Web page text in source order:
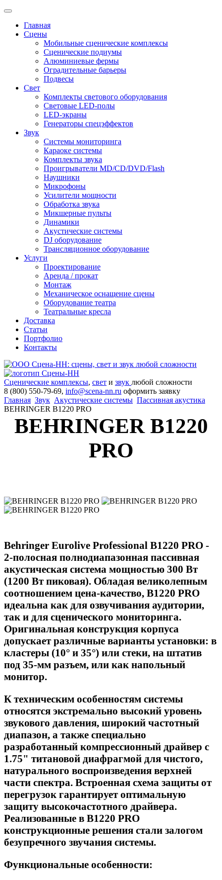
Главная
Сцены
Мобильные сценические комплексы
Сценические подиумы
Алюминиевые фермы
Оградительные барьеры
Подвесы
Свет
Комплекты светового оборудования
Световые LED-полы
LED-экраны
Генераторы спецэффектов
Звук
Системы мониторинга
Караоке системы
Комплекты звука
Проигрыватели MD/CD/DVD/Flash
Наушники
Микрофоны
Усилители мощности
Обработка звука
Микшерные пульты
Динамики
Акустические системы
DJ оборудование
Трансляционное оборудование
Услуги
Проектирование
Аренда / прокат
Монтаж
Механическое оснащение сцены
Оборудование театра
Театральные кресла
Доставка
Статьи
Портфолио
Контакты
Сценические комплексы, свет и звук любой сложности
8 (800) 550-79-69, info@scena-nn.ru оформить заявку
Главная Звук Акустические системы Пассивная акустика
BEHRINGER B1220 PRO
BEHRINGER B1220
PRO
Behringer Eurolive Professional B1220 PRO -
2-полосная полнодиапазонная пассивная
акустическая система мощностью 300 Вт
(1200 Вт пиковая). Обладая великолепным
соотношением цена-качество, B1220 PRO
идеальна как для озвучивания аудитории,
так и для сценического мониторинга.
Оригинальная конструкция корпуса
допускает различные варианты установки: в
кластеры (10° и 35°) или стеки, на штатив
под 35-мм разъем, или как напольный
монитор.
К техническим особенностям системы
относятся экстремально высокий уровень
звукового давления, широкий частотный
диапазон, а также специально
разработанный компрессионный драйвер с
1.75" титановой диафрагмой для чистого,
натурального воспроизведения верхней
части спектра. Встроенная схема защиты от
перегрузок гарантирует оптимальную
защиту высокочастотного драйвера.
Реализованные в B1220 PRO
конструкционные решения стали залогом
безупречного звучания системы.
Функциональные особенности: